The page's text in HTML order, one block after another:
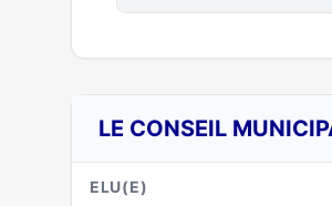
LE CONSEIL
ELU(E)